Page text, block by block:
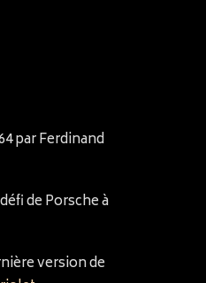
par Ferdinand
de Porsche à
version de